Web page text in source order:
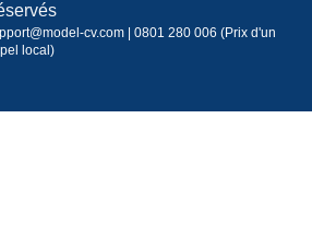
cv.com | 0801 280 006 (Prix d'un
local)